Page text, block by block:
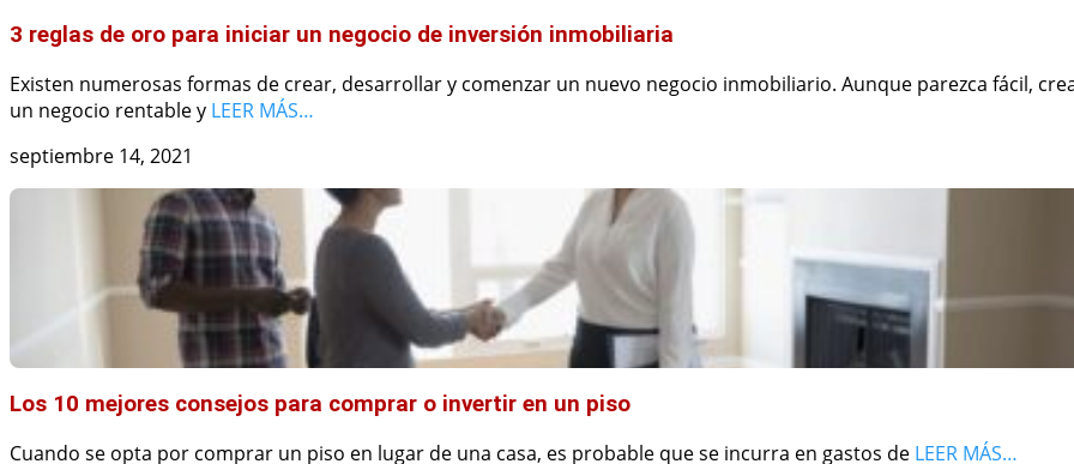
3 reglas de oro para iniciar un negocio de inversión inmobiliaria
Existen numerosas formas de crear, desarrollar y comenzar un nuevo negocio inmobiliario. Aunque parezca fácil,
un negocio rentable y LEER MÁS…
septiembre 14, 2021
Los 10 mejores consejos para comprar o invertir en un piso
Cuando se opta por comprar un piso en lugar de una casa, es probable que se incurra en gastos de LEER MÁS…